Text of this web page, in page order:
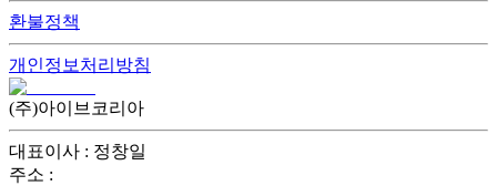
환불정책
개인정보처리방침
(주)아이브코리아
대표이사 : 정창일
주소 :